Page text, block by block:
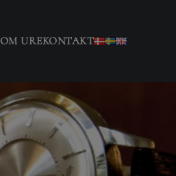
OM UREKONTAKT